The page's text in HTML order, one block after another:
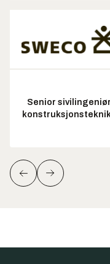
Senior sivilingeniør